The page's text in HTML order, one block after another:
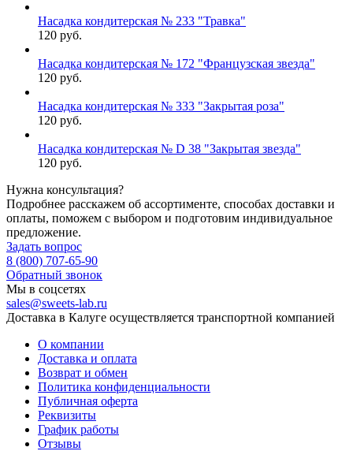
Насадка кондитерская № 233 "Травка"
120 руб.
Насадка кондитерская № 172 "Французская звезда"
120 руб.
Насадка кондитерская № 333 "Закрытая роза"
120 руб.
Насадка кондитерская № D 38 "Закрытая звезда"
120 руб.
Нужна консультация?
Подробнее расскажем об ассортименте, способах доставки и
оплаты, поможем с выбором и подготовим индивидуальное
предложение.
Задать вопрос
8 (800) 707-65-90
Обратный звонок
Мы в соцсетях
sales@sweets-lab.ru
Доставка в Калуге осуществляется транспортной компанией
О компании
Доставка и оплата
Возврат и обмен
Политика конфиденциальности
Публичная оферта
Реквизиты
График работы
Отзывы